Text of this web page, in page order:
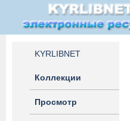
KYRLIBNET
Коллекции
Просмотр